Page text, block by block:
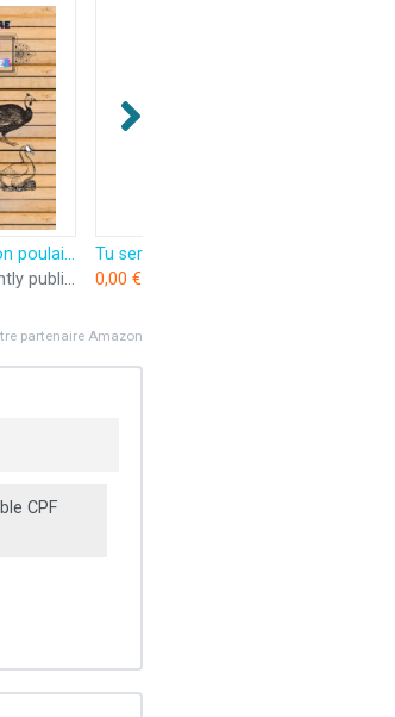
Registre de mon poulailler: Carnet registre pour aviculteur aviculture élevage de volailles poules canard dindes oies etc
par Independently published
Tu seras aviculteur.
0,00 €
partenaire Amazon
CPF